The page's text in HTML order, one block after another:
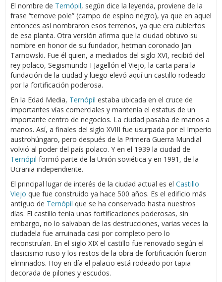
El nombre de Ternópil, según dice la leyenda, proviene de la
frase “ternove pole” (campo de espino negro), ya que en aquel
entonces así nombraron esos terrenos, ya que era cubiertos
de esa planta. Otra versión afirma que la ciudad obtuvo su
nombre en honor de su fundador, hetman coronado Jan
Tarnowski. Fue él quien, a mediados del siglo XVI, recibió del
rey polaco, Segismundo I Jagellón el Viejo, la carta para la
fundación de la ciudad y luego elevó aquí un castillo rodeado
por la fortificación poderosa.
En la Edad Media, Ternópil estaba ubicada en el cruce de
importantes vías comerciales y mantenía el estatus de un
importante centro de negocios. La ciudad pasaba de manos a
manos. Así, a finales del siglo XVIII fue usurpada por el Imperio
austrohúngaro, pero después de la Primera Guerra Mundial
volvió al poder del país polaco. Y en el 1939 la ciudad de
Ternópil formó parte de la Unión soviética y en 1991, de la
Ucrania independiente.
El principal lugar de interés de la ciudad actual es el Castillo
Viejo que fue construido ya hace 500 años. Es el edificio más
antiguo de Ternópil que se ha conservado hasta nuestros
días. El castillo tenía unas fortificaciones poderosas, sin
embargo, no lo salvaban de las destrucciones, varias veces la
ciudadela fue arruinada casi por completo pero lo
reconstruían. En el siglo XIX el castillo fue renovado según el
clasicismo ruso y los restos de la obra de fortificación fueron
eliminados. Hoy en día el palacio está rodeado por tapia
decorada de pilones y escudos.